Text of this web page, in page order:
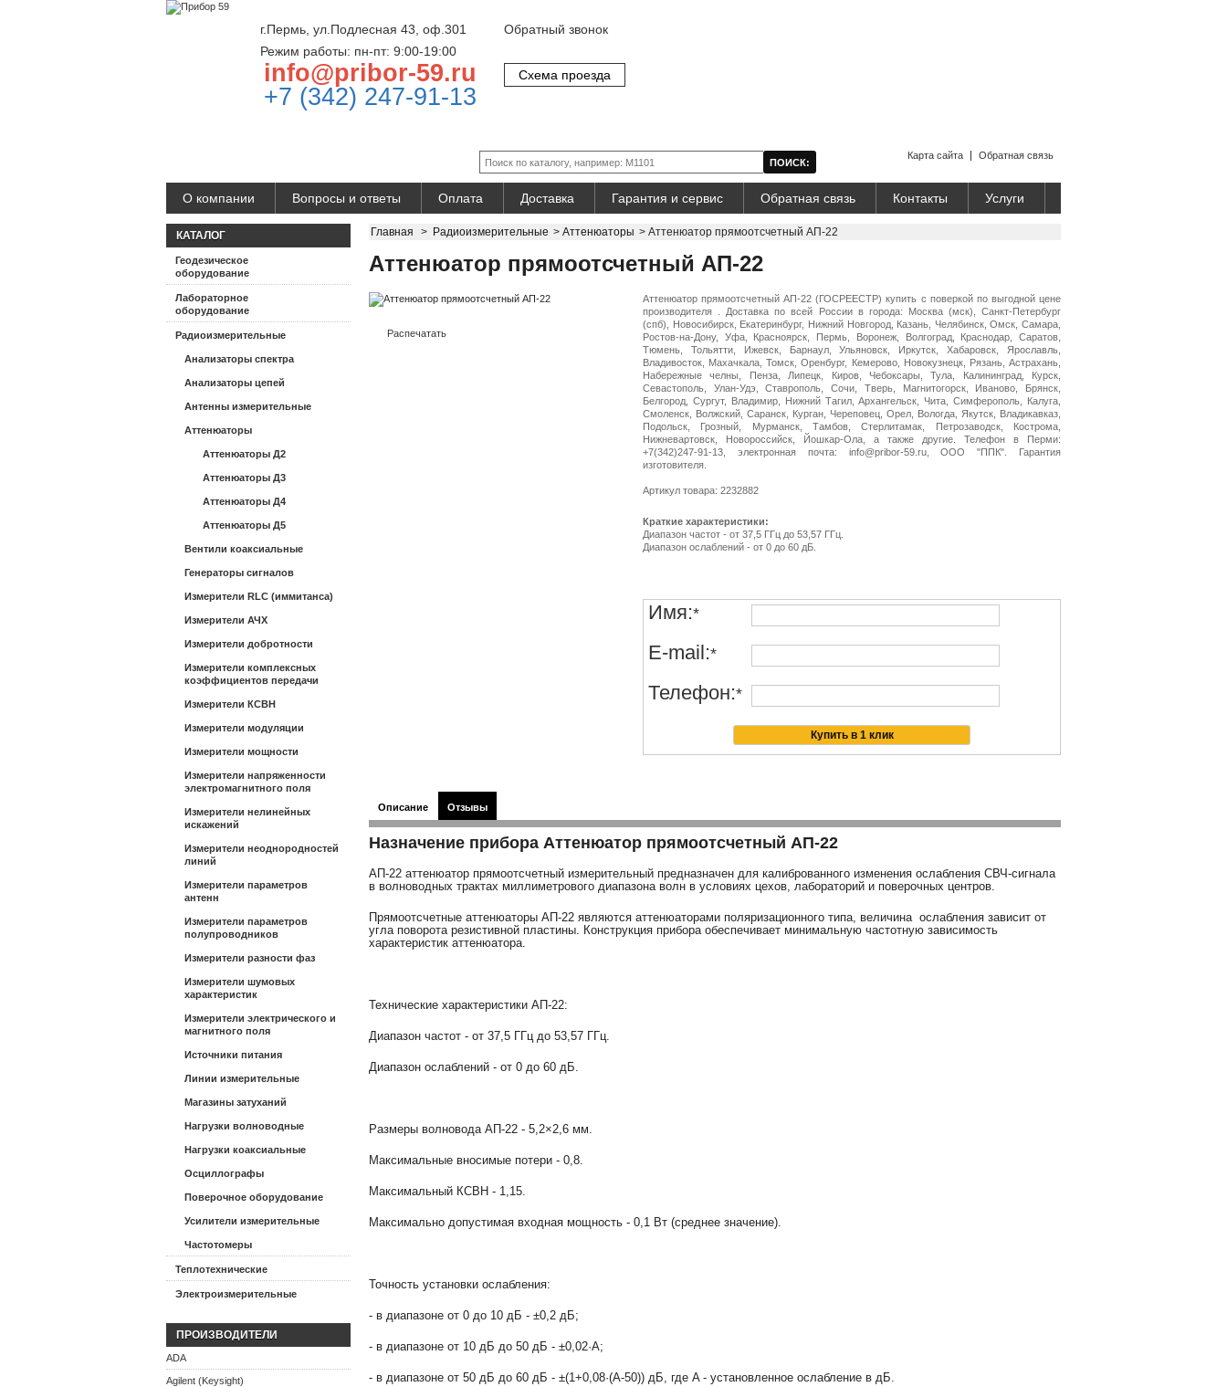
г.Пермь, ул.Подлесная 43, оф.301
Режим работы: пн-пт: 9:00-19:00
info@pribor-59.ru
+7 (342) 247-91-13
Обратный звонок
Схема проезда
Обратная связь
Карта сайта
О компании Вопросы и ответы Оплата Доставка Гарантия и сервис Обратная связь Контакты Услуги
КАТАЛОГ
Геодезическое
оборудование
Лабораторное
оборудование
Радиоизмерительные
Анализаторы спектра
Анализаторы цепей
Антенны измерительные
Аттенюаторы
Аттенюаторы Д2
Аттенюаторы Д3
Аттенюаторы Д4
Аттенюаторы Д5
Вентили коаксиальные
Генераторы сигналов
Измерители RLC (иммитанса)
Измерители АЧХ
Измерители добротности
Измерители комплексных
коэффициентов передачи
Измерители КСВН
Измерители модуляции
Измерители мощности
Измерители напряженности
электромагнитного поля
Измерители нелинейных
искажений
Измерители неоднородностей
линий
Измерители параметров
антенн
Измерители параметров
полупроводников
Измерители разности фаз
Измерители шумовых
характеристик
Измерители электрического и
магнитного поля
Источники питания
Линии измерительные
Магазины затуханий
Нагрузки волноводные
Нагрузки коаксиальные
Осциллографы
Поверочное оборудование
Усилители измерительные
Частотомеры
Теплотехнические
Электроизмерительные
ПРОИЗВОДИТЕЛИ
ADA
Agilent (Keysight)
Главная > Радиоизмерительные > Аттенюаторы > Аттенюатор прямоотсчетный АП-22
Аттенюатор прямоотсчетный АП-22
Распечатать
Аттенюатор прямоотсчетный АП-22 (ГОСРЕЕСТР) купить с поверкой по выгодной цене
производителя . Доставка по всей России в города: Москва (мск), Санкт-Петербург
(спб), Новосибирск, Екатеринбург, Нижний Новгород, Казань, Челябинск, Омск, Самара,
Ростов-на-Дону, Уфа, Красноярск, Пермь, Воронеж, Волгоград, Краснодар, Саратов,
Тюмень, Тольятти, Ижевск, Барнаул, Ульяновск, Иркутск, Хабаровск, Ярославль,
Владивосток, Махачкала, Томск, Оренбург, Кемерово, Новокузнецк, Рязань, Астрахань,
Набережные челны, Пенза, Липецк, Киров, Чебоксары, Тула, Калининград, Курск,
Севастополь, Улан-Удэ, Ставрополь, Сочи, Тверь, Магнитогорск, Иваново, Брянск,
Белгород, Сургут, Владимир, Нижний Тагил, Архангельск, Чита, Симферополь, Калуга,
Смоленск, Волжский, Саранск, Курган, Череповец, Орел, Вологда, Якутск, Владикавказ,
Подольск, Грозный, Мурманск, Тамбов, Стерлитамак, Петрозаводск, Кострома,
Нижневартовск, Новороссийск, Йошкар-Ола, а также другие. Телефон в Перми:
+7(342)247-91-13, электронная почта: info@pribor-59.ru, ООО "ППК". Гарантия
изготовителя.
Артикул товара: 2232882
Краткие характеристики:
Диапазон частот - от 37,5 ГГц до 53,57 ГГц.
Диапазон ослаблений - от 0 до 60 дБ.
Имя:*
E-mail:*
Телефон:*
Описание Отзывы
Назначение прибора Аттенюатор прямоотсчетный АП-22
АП-22 аттенюатор прямоотсчетный измерительный предназначен для калиброванного изменения ослабления СВЧ-сигнала
в волноводных трактах миллиметрового диапазона волн в условиях цехов, лабораторий и поверочных центров.
Прямоотсчетные аттенюаторы АП-22 являются аттенюаторами поляризационного типа, величина ослабления зависит от
угла поворота резистивной пластины. Конструкция прибора обеспечивает минимальную частотную зависимость
характеристик аттенюатора.
Технические характеристики АП-22:
Диапазон частот - от 37,5 ГГц до 53,57 ГГц.
Диапазон ослаблений - от 0 до 60 дБ.
Размеры волновода АП-22 - 5,2×2,6 мм.
Максимальные вносимые потери - 0,8.
Максимальный КСВН - 1,15.
Максимально допустимая входная мощность - 0,1 Вт (среднее значение).
Точность установки ослабления:
- в диапазоне от 0 до 10 дБ - ±0,2 дБ;
- в диапазоне от 10 дБ до 50 дБ - ±0,02·A;
- в диапазоне от 50 дБ до 60 дБ - ±(1+0,08·(A-50)) дБ, где A - установленное ослабление в дБ.